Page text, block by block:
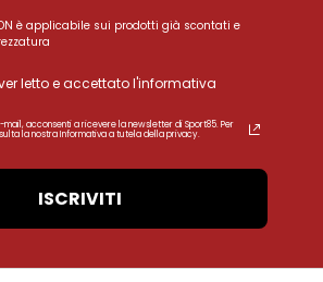
è applicabile sui prodotti già scontati e
letto e accettato l'informativa
acconsenti a ricevere la newsletter di Sport85. Per
la nostra Informativa a tutela della privacy.
ISCRIVITI